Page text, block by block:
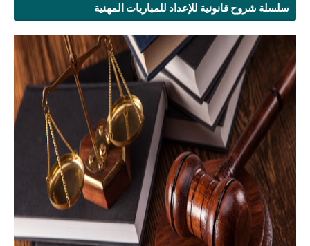
سلسلة شروح قانونية للإعداد للمباريات المهنية